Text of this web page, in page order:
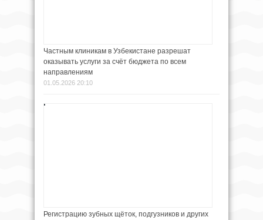
Частным клиникам в Узбекистане разрешат
оказывать услуги за счёт бюджета по всем
направлениям
01.05.2026 20:10
Регистрацию зубных щёток, подгузников и других